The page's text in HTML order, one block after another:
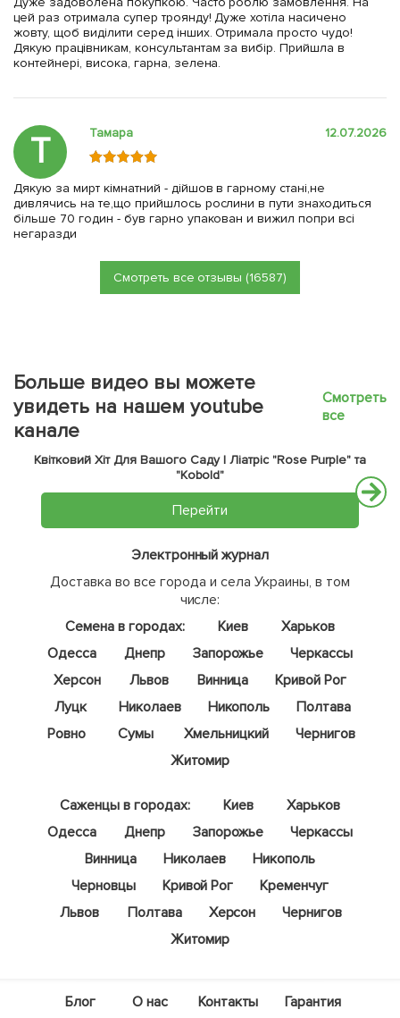
цей раз отримала супер троянду! Дуже хотіла насичено
жовту, щоб виділити серед інших. Отримала просто чудо!
Дякую працівникам, консультантам за вибір. Прийшла в
контейнері, висока, гарна, зелена.
Т Тамара 12.07.2026
Дякую за мирт кімнатний - дійшов в гарному стані,не
дивлячись на те,що прийшлось рослини в пути знаходиться
більше 70 годин - був гарно упакован и вижил попри всі
негаразди
Смотреть все отзывы (16587)
Больше видео вы можете
увидеть на нашем youtube
канале
Смотреть
все
Квітковий Хіт Для Вашого Саду | Ліатріс "Rose Purple" та
"Kobold"
Перейти
Электронный журнал
Доставка во все города и села Украины, в том
числе:
Семена в городах:
Киев
Харьков
Одесса
Днепр Запорожье
Черкассы
Херсон
Львов Винница
Кривой Рог
Луцк
Николаев Никополь
Полтава
Ровно
Сумы Хмельницкий
Чернигов
Житомир
Саженцы в городах: Киев
Харьков
Одесса
Днепр Запорожье
Черкассы
Винница
Николаев
Никополь
Черновцы
Кривой Рог
Кременчуг
Львов
Полтава Херсон
Чернигов
Житомир
Блог О нас Контакты
Гарантия